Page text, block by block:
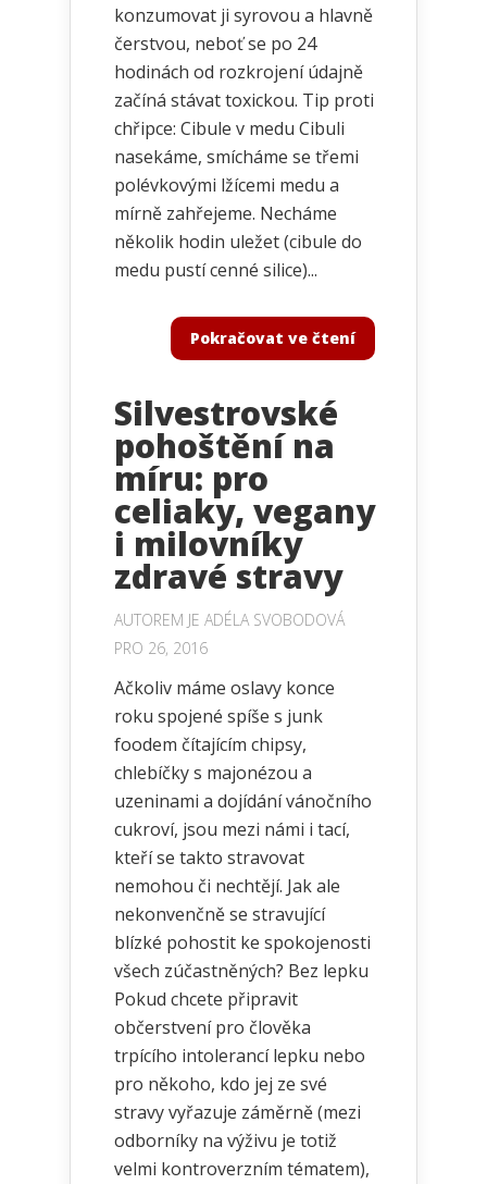
konzumovat ji syrovou a hlavně
čerstvou, neboť se po 24
hodinách od rozkrojení údajně
začíná stávat toxickou. Tip proti
chřipce: Cibule v medu Cibuli
nasekáme, smícháme se třemi
polévkovými lžícemi medu a
mírně zahřejeme. Necháme
několik hodin uležet (cibule do
medu pustí cenné silice)...
Pokračovat ve čtení
Silvestrovské
pohoštění na
míru: pro
celiaky, vegany
i milovníky
zdravé stravy
AUTOREM JE ADÉLA SVOBODOVÁ
PRO 26, 2016
Ačkoliv máme oslavy konce
roku spojené spíše s junk
foodem čítajícím chipsy,
chlebíčky s majonézou a
uzeninami a dojídání vánočního
cukroví, jsou mezi námi i tací,
kteří se takto stravovat
nemohou či nechtějí. Jak ale
nekonvenčně se stravující
blízké pohostit ke spokojenosti
všech zúčastněných? Bez lepku
Pokud chcete připravit
občerstvení pro člověka
trpícího intolerancí lepku nebo
pro někoho, kdo jej ze své
stravy vyřazuje záměrně (mezi
odborníky na výživu je totiž
velmi kontroverzním tématem),